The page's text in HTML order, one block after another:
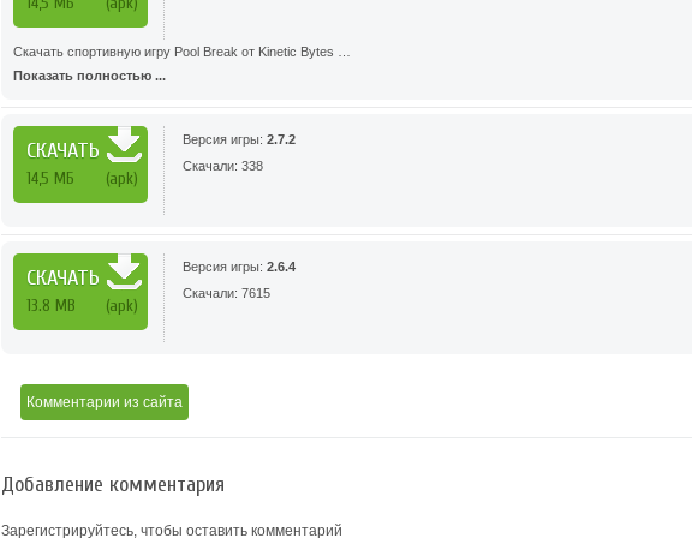
Скачать спортивную игру Pool Break от Kinetic Bytes …
Показать полностью ...
СКАЧАТЬ
14,5 МБ (apk)
Версия игры: 2.7.2
Скачали: 338
СКАЧАТЬ
13.8 MB (apk)
Версия игры: 2.6.4
Скачали: 7615
Комментарии из сайта
Добавление комментария
Зарегистрируйтесь, чтобы оставить комментарий